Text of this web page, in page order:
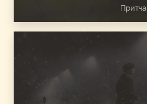
Притча